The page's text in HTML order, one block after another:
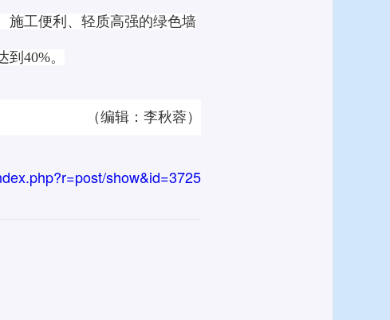
施工便利、轻质高强的绿色墙
40%。
（编辑：李秋蓉）
show&id=3725